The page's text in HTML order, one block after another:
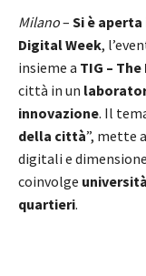
Milano– Si è
Digital Week,
insieme a TIG –
città in un
innovazione. Il
della città”, mette
digitali e
coinvolge
quartieri.